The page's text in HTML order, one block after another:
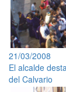
21/03/2008
El alcalde
del Calvario